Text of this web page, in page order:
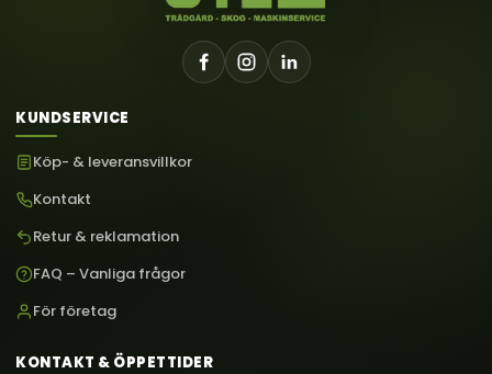
KUNDSERVICE
Köp- & leveransvillkor
Kontakt
Retur & reklamation
FAQ – Vanliga frågor
För företag
KONTAKT & ÖPPETTIDER